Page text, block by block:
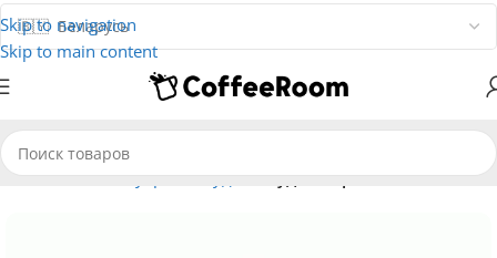
Skip to navigation
Skip to main content
Главная Аксессуары Посуда Посуда Nespresso